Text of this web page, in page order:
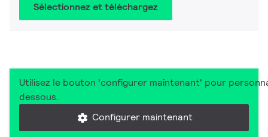
Sélectionnez et téléchargez
Utilisez le bouton 'configurer maintenant' pour
dessous.
Configurer maintenant